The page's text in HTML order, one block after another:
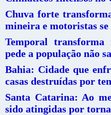
Chuva forte
mineira e motoristas se
Temporal
pede a população não
Bahia: Cidade que
casas destruídas por
Santa Catarina: Ao
sido atingidas por